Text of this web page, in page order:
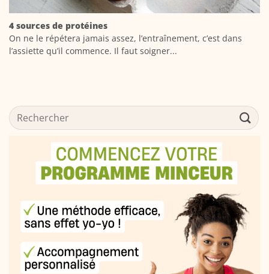
4 sources de protéines
On ne le répétera jamais assez, l’entraînement, c’est dans
l’assiette qu’il commence. Il faut soigner...